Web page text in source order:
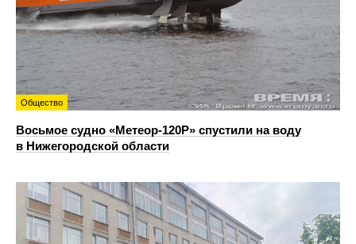
Общество
Восьмое судно «Метеор-120Р» спустили на воду
в Нижегородской области